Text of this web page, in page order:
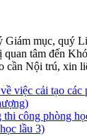
Giám mục, quý
quan tâm đến
cần Nội trú, xin
việc cải tạo các
thi công phòng
lầu 3)